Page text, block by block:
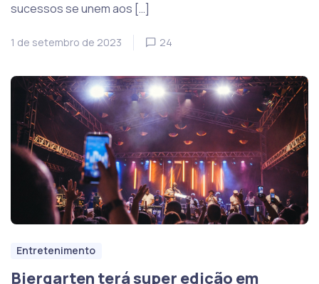
sucessos se unem aos […]
1 de setembro de 2023 24
Entretenimento
Biergarten terá super edição em